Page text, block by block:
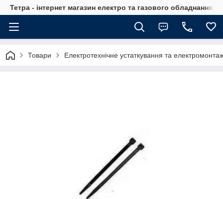
Тетра - інтернет магазин електро та газового обладнання,
Товари Електротехнічне устаткування та